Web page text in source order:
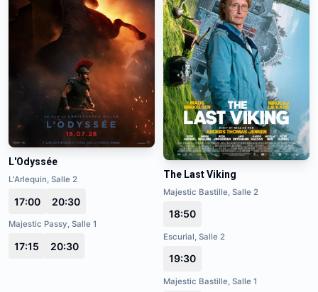
L'Odyssée
L'Arlequin, Salle 2
17:00 20:30
Majestic Passy, Salle 1
17:15 20:30
The Last Viking
Majestic Bastille, Salle 2
18:50
Escurial, Salle 2
19:30
Majestic Bastille, Salle 1